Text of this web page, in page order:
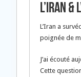
L’Iran
L’Iran a
poignée de
J’ai écouté
Cette